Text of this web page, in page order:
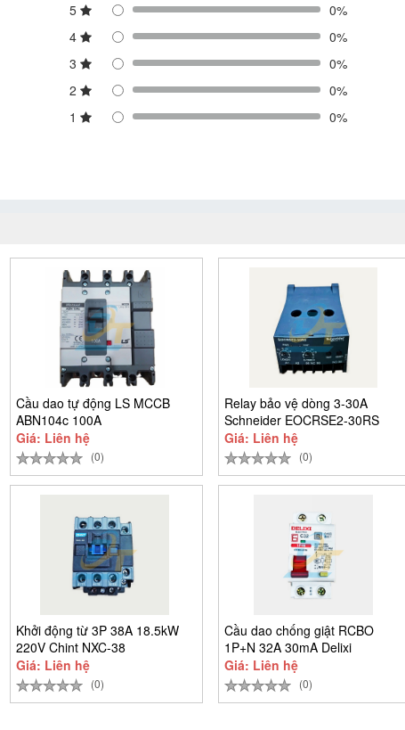
5
0%
4
0%
3
0%
2
0%
1
0%
Cầu dao tự động LS MCCB
ABN104c 100A
Giá: Liên hệ
(0)
Relay bảo vệ dòng 3-30A
Schneider EOCRSE2-30RS
Giá: Liên hệ
(0)
Khởi động từ 3P 38A 18.5kW
220V Chint NXC-38
Giá: Liên hệ
(0)
Cầu dao chống giật RCBO
1P+N 32A 30mA Delixi
CDB6LESi1C32
Giá: Liên hệ
(0)